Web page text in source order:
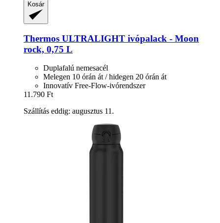
Kosár
Thermos ULTRALIGHT ivópalack -​ Moon
rock, 0,75 L
Duplafalú nemesacél
Melegen 10 órán át / hidegen 20 órán át
Innovatív Free-Flow-ivórendszer
11.790 Ft
Szállítás eddig: augusztus 11.